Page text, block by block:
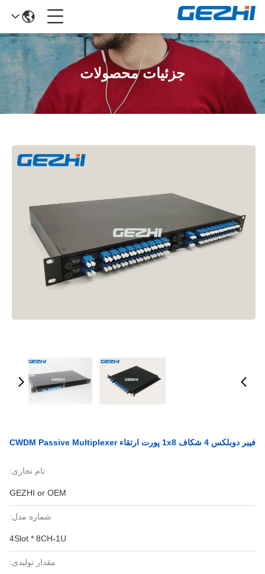
جزئیات محصولات
فیبر دوبلکس 4 شکاف 1x8 پورت ارتقاء CWDM Passive Multiplexer
نام تجاری:
GEZHI or OEM
شماره مدل:
4Slot * 8CH-1U
مقدار تولیدی: